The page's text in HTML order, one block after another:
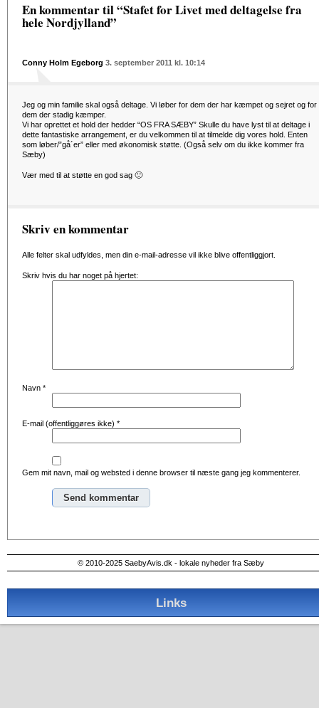
En kommentar til “Stafet for Livet med deltagelse fra
hele Nordjylland”
Conny Holm Egeborg 3. september 2011 kl. 10:14
Jeg og min familie skal også deltage. Vi løber for dem der har kæmpet og sejret og for
dem der stadig kæmper.
Vi har oprettet et hold der hedder “OS FRA SÆBY” Skulle du have lyst til at deltage i
dette fantastiske arrangement, er du velkommen til at tilmelde dig vores hold. Enten
som løber/”gå´er” eller med økonomisk støtte. (Også selv om du ikke kommer fra
Sæby)
Vær med til at støtte en god sag 🙂
Skriv en kommentar
Alle felter skal udfyldes, men din e-mail-adresse vil ikke blive offentliggjort.
Skriv hvis du har noget på hjertet:
Navn *
E-mail (offentliggøres ikke) *
Gem mit navn, mail og websted i denne browser til næste gang jeg kommenterer.
© 2010-2025 SaebyAvis.dk - lokale nyheder fra Sæby
Links